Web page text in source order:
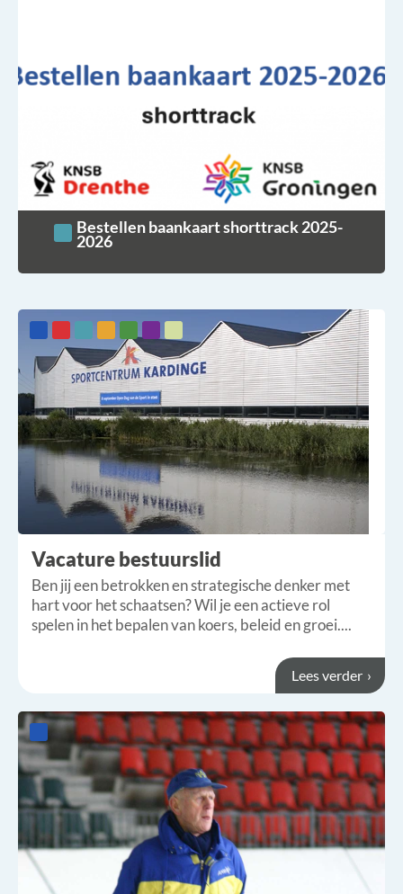
Bestellen baankaart shorttrack 2025-
2026
Vacature bestuurslid
Ben jij een betrokken en strategische denker met
hart voor het schaatsen? Wil je een actieve rol
spelen in het bepalen van koers, beleid en groei....
Lees verder